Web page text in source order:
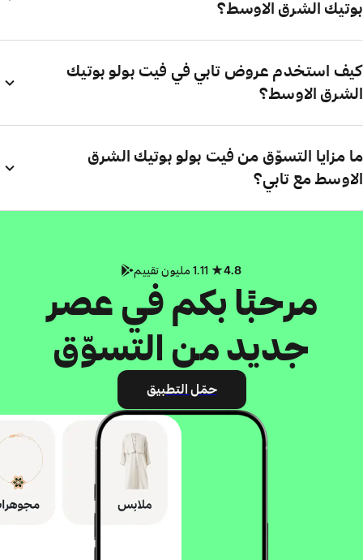
بوتيك الشرق الاوسط؟
كيف استخدم عروض تابي في فيت بولو بوتيك
الشرق الاوسط؟
ما مزايا التسوّق من فيت بولو بوتيك الشرق
الاوسط مع تابي؟
4.8
مرحبًا بكم في عصر
جديد من التسوّق
حمّل التطبيق